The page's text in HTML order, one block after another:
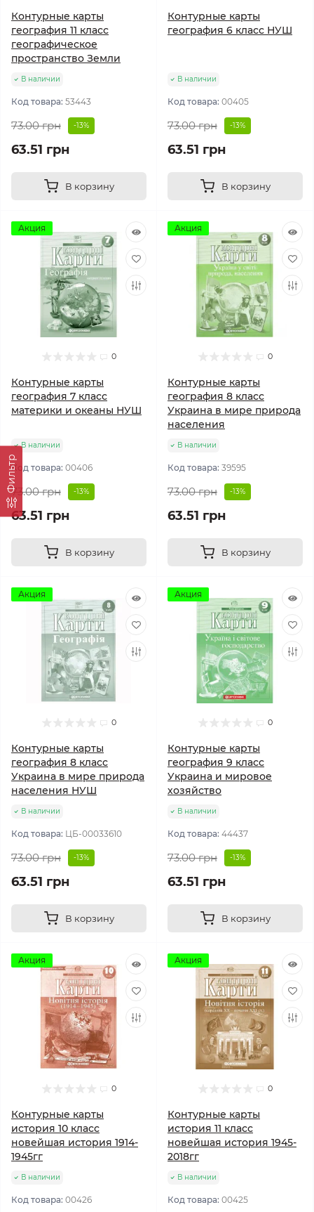
Фильтр
Контурные карты
география 11 класс
географическое
пространство Земли
В наличии
Код товара: 53443
73.00 грн -13%
63.51 грн
В корзину
Контурные карты
география 6 класс НУШ
В наличии
Код товара: 00405
73.00 грн -13%
63.51 грн
В корзину
Акция
0
Контурные карты
география 7 класс
материки и океаны НУШ
В наличии
Код товара: 00406
73.00 грн -13%
63.51 грн
В корзину
Акция
0
Контурные карты
география 8 класс
Украина в мире природа
населения
В наличии
Код товара: 39595
73.00 грн -13%
63.51 грн
В корзину
Акция
0
Контурные карты
география 8 класс
Украина в мире природа
населения НУШ
В наличии
Код товара: ЦБ-00033610
73.00 грн -13%
63.51 грн
В корзину
Акция
0
Контурные карты
география 9 класс
Украина и мировое
хозяйство
В наличии
Код товара: 44437
73.00 грн -13%
63.51 грн
В корзину
Акция
0
Контурные карты
история 10 класс
новейшая история 1914-
1945гг
В наличии
Код товара: 00426
Акция
0
Контурные карты
история 11 класс
новейшая история 1945-
2018гг
В наличии
Код товара: 00425